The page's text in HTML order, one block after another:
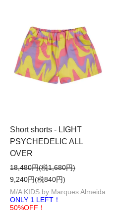
Short shorts - LIGHT
PSYCHEDELIC ALL
OVER
18,480円(税1,680円)
9,240円(税840円)
M/A KIDS by Marques Almeida
ONLY 1 LEFT！
50%OFF！